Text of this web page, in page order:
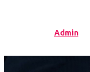
Admin